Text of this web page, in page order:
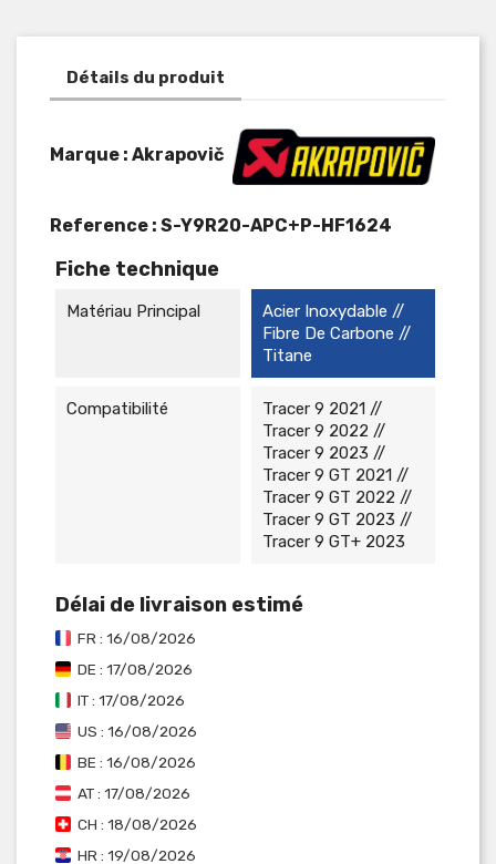
Détails du produit
Marque : Akrapovič
Reference : S-Y9R20-APC+P-HF1624
Fiche technique
Matériau Principal
Acier Inoxydable //
Fibre De Carbone //
Titane
Compatibilité
Tracer 9 2021 //
Tracer 9 2022 //
Tracer 9 2023 //
Tracer 9 GT 2021 //
Tracer 9 GT 2022 //
Tracer 9 GT 2023 //
Tracer 9 GT+ 2023
Délai de livraison estimé
FR : 16/08/2026
DE : 17/08/2026
IT : 17/08/2026
US : 16/08/2026
BE : 16/08/2026
AT : 17/08/2026
CH : 18/08/2026
HR : 19/08/2026